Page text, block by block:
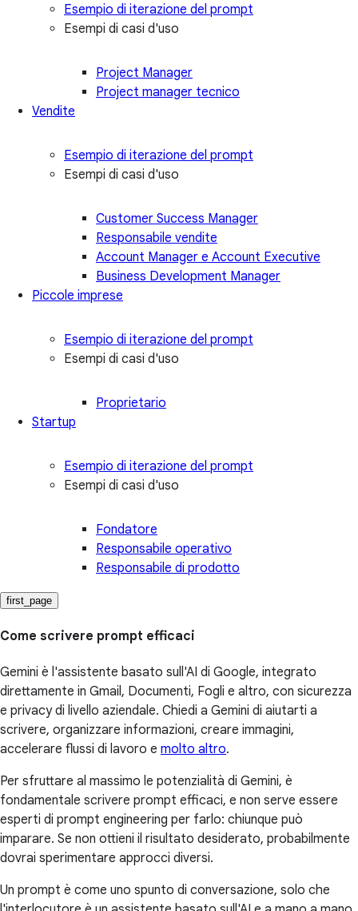
Esempio di iterazione del prompt
Esempi di casi d'uso
Project Manager
Project manager tecnico
Vendite
Esempio di iterazione del prompt
Esempi di casi d'uso
Customer Success Manager
Responsabile vendite
Account Manager e Account Executive
Business Development Manager
Piccole imprese
Esempio di iterazione del prompt
Esempi di casi d'uso
Proprietario
Startup
Esempio di iterazione del prompt
Esempi di casi d'uso
Fondatore
Responsabile operativo
Responsabile di prodotto
first_page
Come scrivere prompt efficaci
Gemini è l'assistente basato sull'AI di Google, integrato
direttamente in Gmail, Documenti, Fogli e altro, con sicurezza
e privacy di livello aziendale. Chiedi a Gemini di aiutarti a
scrivere, organizzare informazioni, creare immagini,
accelerare flussi di lavoro e molto altro.
Per sfruttare al massimo le potenzialità di Gemini, è
fondamentale scrivere prompt efficaci, e non serve essere
esperti di prompt engineering per farlo: chiunque può
imparare. Se non ottieni il risultato desiderato, probabilmente
dovrai sperimentare approcci diversi.
Un prompt è come uno spunto di conversazione, solo che